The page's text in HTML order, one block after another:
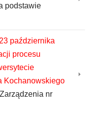
podstawie
października
procesu
Kochanowskiego
nr